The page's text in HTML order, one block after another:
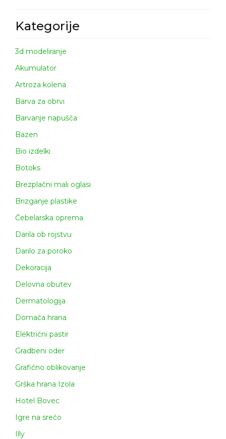
Kategorije
3d modeliranje
Akumulator
Artroza kolena
Barva za obrvi
Barvanje napušča
Bazen
Bio izdelki
Botoks
Brezplačni mali oglasi
Brizganje plastike
Čebelarska oprema
Darila ob rojstvu
Darilo za poroko
Dekoracija
Delovna obutev
Dermatologija
Domača hrana
Električni pastir
Gradbeni oder
Grafično oblikovanje
Grška hrana Izola
Hotel Bovec
Igre na srečo
Illy